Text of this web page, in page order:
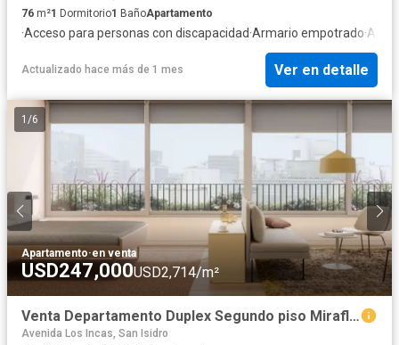
76 m²1 Dormitorio1 BañoApartamento
·Acceso para personas con discapacidad·Armario empotrado·
Actualizado hace más de 1 mes Ver en detalle
1 /6
Apartamento·en venta
USD247,000USD2,714/m²
Venta Departamento Duplex Segundo piso Miraflores
Avenida Los Incas, San Isidro